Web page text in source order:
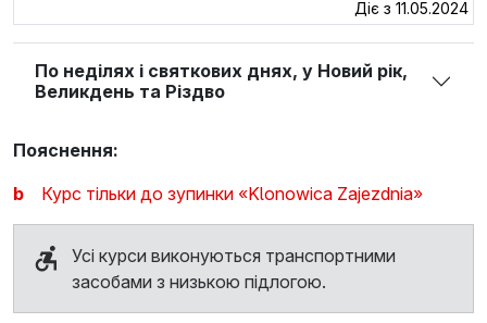
Діє з 11.05.2024
По неділях і святкових днях, у Новий рік,
Великдень та Різдво
Пояснення:
b
Курс тільки до зупинки «Klonowica Zajezdnia»
Усі курси виконуються транспортними
засобами з низькою підлогою.